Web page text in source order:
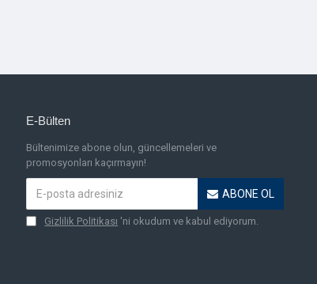
E-Bülten
Bültenimize abone olun, güncellemeleri ve
promosyonları kaçırmayın!
ABONE OL
Gizlilik Politikası 'ni okudum ve kabul ediyorum.